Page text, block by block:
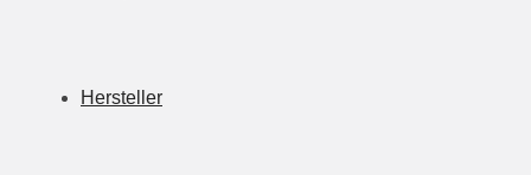
Hersteller